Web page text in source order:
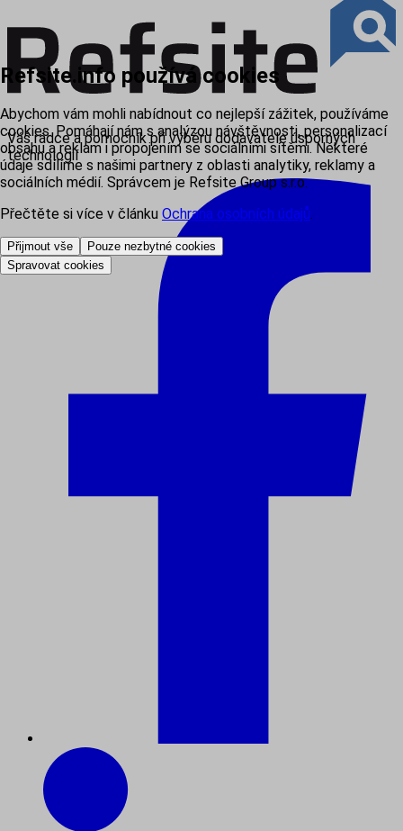
Váš rádce a pomocník při výběru dodavatele úsporných
technologií
Refsite.info používá cookies
Abychom vám mohli nabídnout co nejlepší zážitek, používáme
cookies. Pomáhají nám s analýzou návštěvnosti, personalizací
obsahu a reklam i propojením se sociálními sítěmi. Některé
údaje sdílíme s našimi partnery z oblasti analytiky, reklamy a
sociálních médií. Správcem je Refsite Group s.r.o.
Přečtěte si více v článku Ochrana osobních údajů.
Přijmout vše
Pouze nezbytné cookies
Spravovat cookies